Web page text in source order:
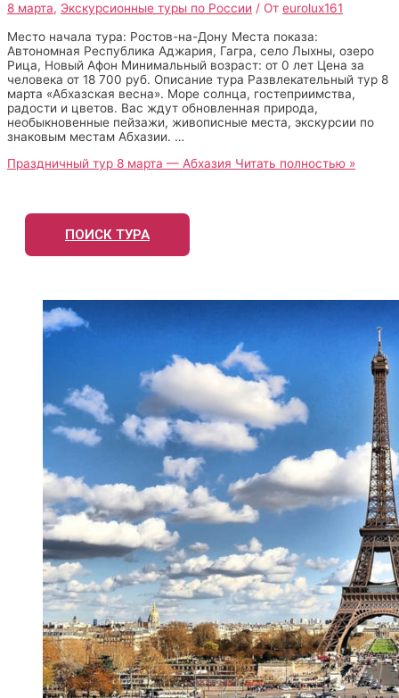
8 марта, Экскурсионные туры по России / От eurolux161
Место начала тура: Ростов-на-Дону Места показа:
Автономная Республика Аджария, Гагра, село Лыхны, озеро
Рица, Новый Афон Минимальный возраст: от 0 лет Цена за
человека от 18 700 руб. Описание тура Развлекательный тур 8
марта «Абхазская весна». Море солнца, гостеприимства,
радости и цветов. Вас ждут обновленная природа,
необыкновенные пейзажи, живописные места, экскурсии по
знаковым местам Абхазии. …
Праздничный тур 8 марта — Абхазия Читать полностью »
ПОИСК ТУРА